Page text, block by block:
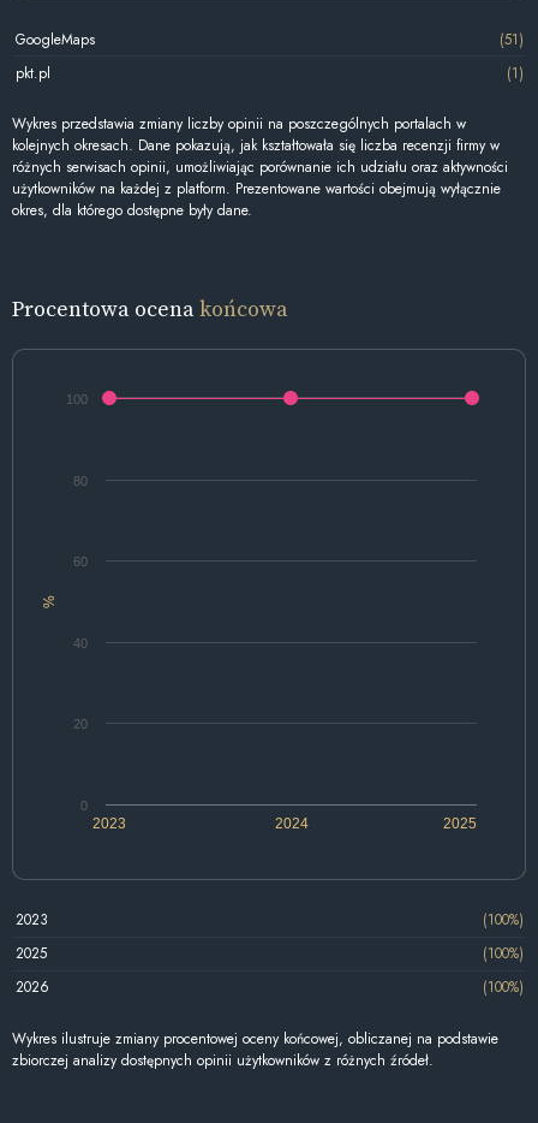
GoogleMaps
(51)
pkt.pl
(1)
Wykres przedstawia zmiany liczby opinii na poszczególnych portalach w
kolejnych okresach. Dane pokazują, jak kształtowała się liczba recenzji firmy w
różnych serwisach opinii, umożliwiając porównanie ich udziału oraz aktywności
użytkowników na każdej z platform. Prezentowane wartości obejmują wyłącznie
okres, dla którego dostępne były dane.
Procentowa ocenakońcowa
%
2023 2024 2025
0
20
40
60
80
100
2023
(100%)
2025
(100%)
2026
(100%)
Wykres ilustruje zmiany procentowej oceny końcowej, obliczanej na podstawie
zbiorczej analizy dostępnych opinii użytkowników z różnych źródeł.